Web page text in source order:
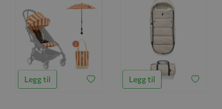
Legg til Legg til